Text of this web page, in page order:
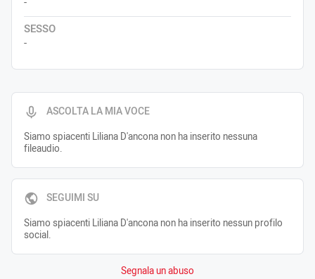
ASCOLTA LA MIA VOCE
Siamo spiacenti Liliana D'ancona non ha inserito nessuna
fileaudio.
SEGUIMI SU
Siamo spiacenti Liliana D'ancona non ha inserito nessun profilo
social.
Segnala un abuso
SESSO
-